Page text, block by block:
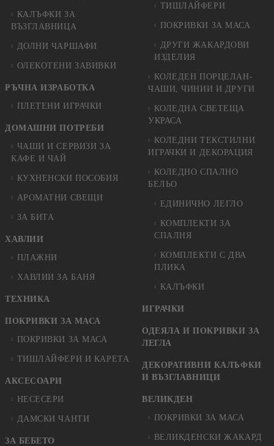
КАЛЪФКИ ЗА
ВЪЗГЛАВНИЦА
ДОЛНИ ЧАРШАФИ
ОЛЕКОТЕНИ ЗАВИВКИ
РЪЧНА ИЗРАБОТКА
ПЛЕТЕНИ ИГРАЧКИ
ДОМАШНИ ПОТРЕБИ
ЧАШИ И СЕРВИЗИ ЗА
КАФЕ И ЧАЙ
КУХНЕНСКИ ПОСОБИЯ
АРОМАТНИ СВЕЩИ
ЗА БИТА
ХАВЛИИ
ПЛАЖНИ
ХАВЛИИ ЗА БАНЯ
ТЕХНИКА
ПОКРИВКИ ЗА МАСА
ПОКРИВКИ ЗА МАСА
ТИШЛАЙФЕРИ И КАРЕТА
АКСЕСОАРИ
НЕСЕСЕРИ
ДАМСКИ ЧАНТИ
ЗА БЕБЕТО
ТИШЛАЙФЕРИ
ПОКРИВКИ ЗА МАСА
ДРУГИ ЖАКАРДОВИ
ИЗДЕЛИЯ
КОЛЕДЕН ПОРЦЕЛАН-
ЧАШИ, ЧИНИИ И ДРУГИ
КОЛЕДНА СВЕТЕЩА
УКРАСА
КОЛЕДНИ ТЕКСТИЛНИ
ИГРАЧКИ И ДЕКОРАЦИЯ
КОЛЕДНO СПАЛНO
БЕЛЬО
ЕДИНИЧНО ЛЕГЛО
КОМПЛЕКТИ ЗА
СПАЛНЯ
КОМПЛЕКТИ С ДВА
ПЛИКА
КАЛЪФКИ
ИГРАЧКИ
ОДЕЯЛА И ПОКРИВКИ ЗА
ЛЕГЛА
ДЕКОРАТИВНИ КАЛЪФКИ
И ВЪЗГЛАВНИЦИ
ВЕЛИКДЕН
ПОКРИВКИ ЗА МАСА
ВЕЛИКДЕНСКИ ЖАКАРД